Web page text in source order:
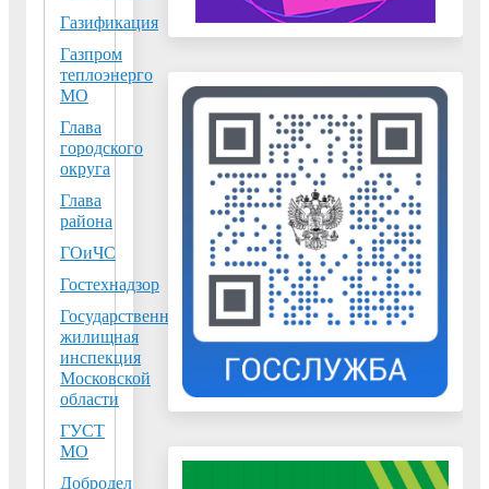
Газификация
Газпром
теплоэнерго
МО
Глава
городского
округа
Глава
района
ГОиЧС
Гостехнадзор
Государственная
жилищная
инспекция
Московской
области
ГУСТ
МО
Добродел
кадастровой
оценки 2023
20.09.2023
В соответствии с
Федеральным
законом от
03.07.2016 № 237-ФЗ
государственная
кадастровая оценка
сооружений,
объектов
незавершенного
строительства,
расположенных на